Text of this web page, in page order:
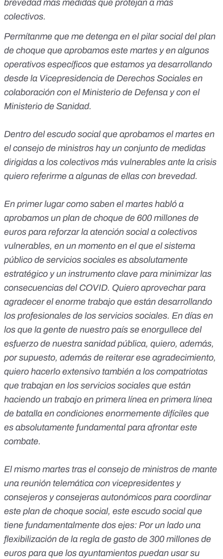
brevedad más medidas que protejan a más
colectivos.
Permítanme que me detenga en el pilar social del plan
de choque que aprobamos este martes y en algunos
operativos específicos que estamos ya desarrollando
desde la Vicepresidencia de Derechos Sociales en
colaboración con el Ministerio de Defensa y con el
Ministerio de Sanidad.
Dentro del escudo social que aprobamos el martes en
el consejo de ministros hay un conjunto de medidas
dirigidas a los colectivos más vulnerables ante la crisis
quiero referirme a algunas de ellas con brevedad.
En primer lugar como saben el martes habló a
aprobamos un plan de choque de 600 millones de
euros para reforzar la atención social a colectivos
vulnerables, en un momento en el que el sistema
público de servicios sociales es absolutamente
estratégico y un instrumento clave para minimizar las
consecuencias del COVID. Quiero aprovechar para
agradecer el enorme trabajo que están desarrollando
los profesionales de los servicios sociales. En días en
los que la gente de nuestro país se enorgullece del
esfuerzo de nuestra sanidad pública, quiero, además,
por supuesto, además de reiterar ese agradecimiento,
quiero hacerlo extensivo también a los compatriotas
que trabajan en los servicios sociales que están
haciendo un trabajo en primera línea en primera línea
de batalla en condiciones enormemente difíciles que
es absolutamente fundamental para afrontar este
combate.
El mismo martes tras el consejo de ministros de mante
una reunión telemática con vicepresidentes y
consejeros y consejeras autonómicos para coordinar
este plan de choque social, este escudo social que
tiene fundamentalmente dos ejes: Por un lado una
flexibilización de la regla de gasto de 300 millones de
euros para que los ayuntamientos puedan usar su